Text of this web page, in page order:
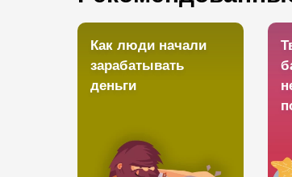
Как люди начали
зарабатывать
деньги